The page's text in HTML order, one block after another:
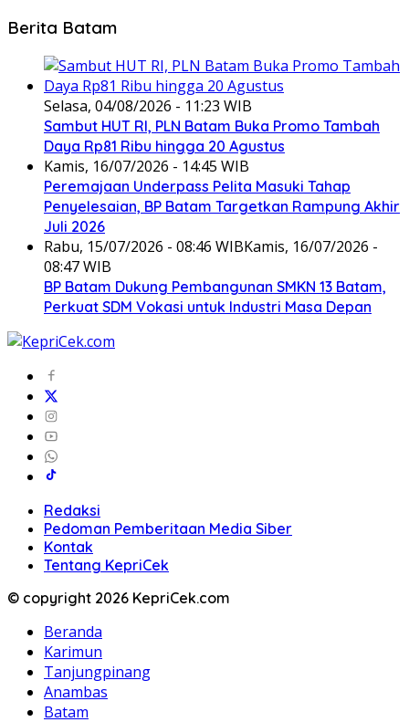
Berita Batam
Selasa, 04/08/2026 - 11:23 WIB
Sambut HUT RI, PLN Batam Buka Promo Tambah
Daya Rp81 Ribu hingga 20 Agustus
Kamis, 16/07/2026 - 14:45 WIB
Peremajaan Underpass Pelita Masuki Tahap
Penyelesaian, BP Batam Targetkan Rampung Akhir
Juli 2026
Rabu, 15/07/2026 - 08:46 WIBKamis, 16/07/2026 -
08:47 WIB
BP Batam Dukung Pembangunan SMKN 13 Batam,
Perkuat SDM Vokasi untuk Industri Masa Depan
Redaksi
Pedoman Pemberitaan Media Siber
Kontak
Tentang KepriCek
© copyright 2026 KepriCek.com
Beranda
Karimun
Tanjungpinang
Anambas
Batam